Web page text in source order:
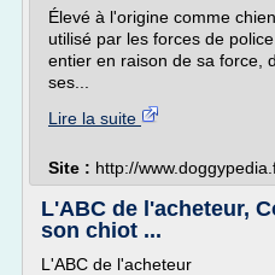
Élevé à l'origine comme
utilisé par les forces de
entier en raison de sa force,
ses...
Lire la suite
Site : http://
L'ABC de l'acheteur,
son chiot ...
L'ABC de l'acheteur